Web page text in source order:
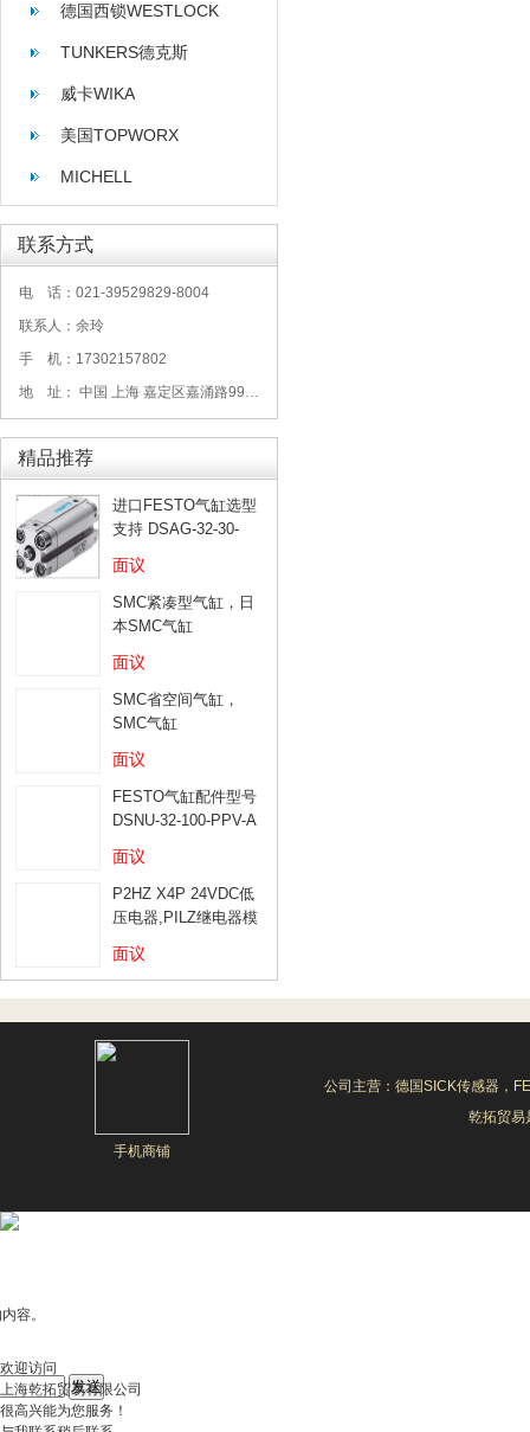
德国西锁WESTLOCK
TUNKERS德克斯
威卡WIKA
美国TOPWORX
MICHELL
联系方式
电 话：021-39529829-8004
联系人：余玲
手 机：17302157802
地 址： 中国 上海 嘉定区嘉涌路99弄6号713
精品推荐
进口FESTO气缸选型
支持 DSAG-32-30-
PPV-A
面议
SMC紧凑型气缸，日
本SMC气缸
面议
SMC省空间气缸，
SMC气缸
面议
FESTO气缸配件型号
DSNU-32-100-PPV-A
面议
P2HZ X4P 24VDC低
压电器,PILZ继电器模
面议
手机商铺
公司主营：德国SICK传感器，
乾拓贸易
容。
欢迎访问
上海乾拓贸易有限公司
很高兴能为您服务！